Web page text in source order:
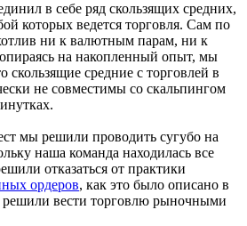
в себе ряд скользящих средних,
которых ведется торговля. Сам по
ни к валютным парам, ни к
на накопленный опыт, мы
скользящие средние с торговлей в
не совместимы со скальпингом
мы решили проводить сугубо на
наша команда находилась все
отказаться от практики
ордеров, как это было описано в
решили вести торговлю рыночными